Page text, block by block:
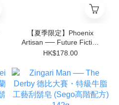
【夏季限定】Phoenix
Artisan ── Future Fiction
未來科幻・特級工藝刮鬍皂
HK$178.00